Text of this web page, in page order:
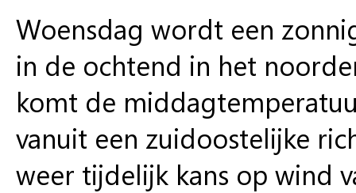
Woensdag wordt een
in de ochtend in het
komt de
vanuit een zuidoostelijke
weer tijdelijk kans op wind